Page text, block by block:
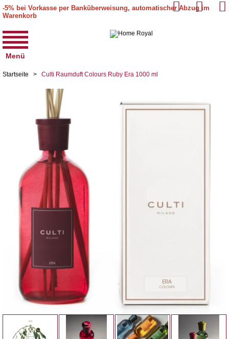
-5% bei Vorkasse per Banküberweisung, automatischer Abzug im
Warenkorb
Menü
Startseite > Culti Raumduft Colours Ruby Era 1000 ml